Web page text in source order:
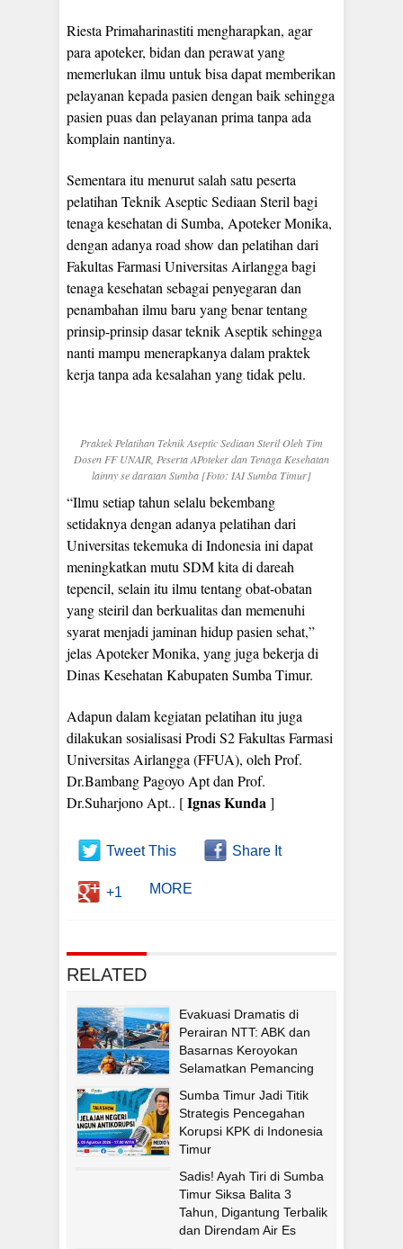
Riesta Primaharinastiti mengharapkan, agar
para apoteker, bidan dan perawat yang
memerlukan ilmu untuk bisa dapat memberikan
pelayanan kepada pasien dengan baik sehingga
pasien puas dan pelayanan prima tanpa ada
komplain nantinya.
Sementara itu menurut salah satu peserta
pelatihan Teknik Aseptic Sediaan Steril bagi
tenaga kesehatan di Sumba, Apoteker Monika,
dengan adanya road show dan pelatihan dari
Fakultas Farmasi Universitas Airlangga bagi
tenaga kesehatan sebagai penyegaran dan
penambahan ilmu baru yang benar tentang
prinsip-prinsip dasar teknik Aseptik sehingga
nanti mampu menerapkanya dalam praktek
kerja tanpa ada kesalahan yang tidak pelu.
Praktek Pelatihan Teknik Aseptic Sediaan Steril Oleh Tim
Dosen FF UNAIR, Peserta APoteker dan Tenaga Kesehatan
lainny se daratan Sumba [Foto: IAI Sumba Timur]
“Ilmu setiap tahun selalu bekembang
setidaknya dengan adanya pelatihan dari
Universitas tekemuka di Indonesia ini dapat
meningkatkan mutu SDM kita di dareah
tepencil, selain itu ilmu tentang obat-obatan
yang steiril dan berkualitas dan memenuhi
syarat menjadi jaminan hidup pasien sehat,”
jelas Apoteker Monika, yang juga bekerja di
Dinas Kesehatan Kabupaten Sumba Timur.
Adapun dalam kegiatan pelatihan itu juga
dilakukan sosialisasi Prodi S2 Fakultas Farmasi
Universitas Airlangga (FFUA), oleh Prof.
Dr.Bambang Pagoyo Apt dan Prof.
Dr.Suharjono Apt.. [Ignas Kunda]
Tweet This Share It
+1 MORE
RELATED
Evakuasi Dramatis di
Perairan NTT: ABK dan
Basarnas Keroyokan
Selamatkan Pemancing
Sumba Timur Jadi Titik
Strategis Pencegahan
Korupsi KPK di Indonesia
Timur
Sadis! Ayah Tiri di Sumba
Timur Siksa Balita 3
Tahun, Digantung Terbalik
dan Direndam Air Es